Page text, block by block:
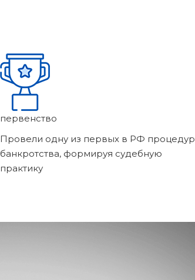
первенство
Провели одну из первых в РФ процедур
банкротства, формируя судебную
практику